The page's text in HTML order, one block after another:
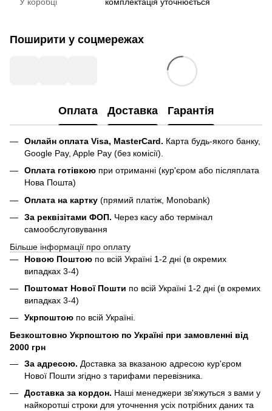
Поширити у соцмережах
Оплата Доставка Гарантія
Онлайн оплата Visa, MasterCard. Карта будь-якого банку,
Google Pay, Apple Pay (без комісії).
Оплата готівкою при отриманні (кур'єром або післяплата
Нова Пошта)
Оплата на картку (прямий платіж, Monobank)
За реквізітами ФОП. Через касу або термінал
самообслуговування
Більше інформації про оплату
Новою Поштою по всій Україні 1-2 дні (в окремих
випадках 3-4)
Поштомат Нової Пошти по всій Україні 1-2 дні (в окремих
випадках 3-4)
Укрпоштою по всій Україні.
Безкоштовно Укрпоштою по Україні при замовленні від
2000 грн
За адресою. Доставка за вказаною адресою кур'єром
Нової Пошти згідно з тарифами перевізника.
Доставка за кордон. Наші менеджери зв'яжуться з вами у
найкоротші строки для уточнення усіх потрібних даних та